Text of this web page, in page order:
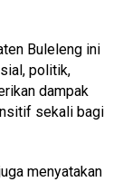
Buleleng ini
politik,
dampak
sekali bagi
menyatakan